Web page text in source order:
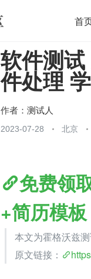
首
开源 架构
团队管理
软件测
件处理
作者： 测试人
2023-07-28 北京
免费领
+简历模板
本文为霍格沃兹
原文链接：